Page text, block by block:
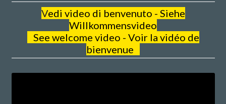
Vedi video di benvenuto - Siehe
Willkommensvideo
See welcome video - Voir la vidéo de
bienvenue